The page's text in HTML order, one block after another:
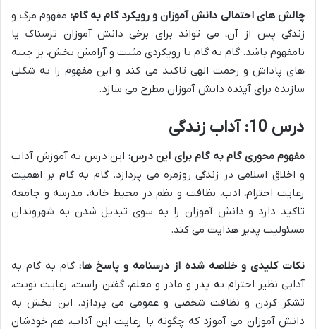
چالش های احتمالی دانش آموزان و رویکرد گام به گام: مفهوم مرگ و
زندگی پس از آن، می تواند برای برخی دانش آموزان ترسناک یا
نامفهوم باشد. گام به گام با رویکردی مثبت و آرامش بخش، بر جنبه
های پاداش و رحمت الهی تاکید می کند و این مفهوم را به شکلی
سازنده برای آینده دانش آموزان مطرح می سازد.
درس 10: آداب زندگی
مفهوم محوری گام به گام برای این درس: این درس به آموزش آداب
و اخلاق اسلامی در زندگی روزمره می پردازد. گام به گام بر اهمیت
رعایت احترام، ادب، نظافت و نظم در محیط خانه، مدرسه و جامعه
تاکید دارد و دانش آموزان را به سوی تبدیل شدن به شهروندان
مسئولیت پذیر هدایت می کند.
نکات کلیدی و خلاصه شده از درسنامه و پاسخ ها: گام به گام به
آدابی نظیر احترام به پدر و مادر و معلم، گفتن راست، رعایت نوبت،
تشکر کردن و نظافت شخصی و عمومی می پردازد. این بخش به
دانش آموزان می آموزد که چگونه با رعایت این آداب، هم خودشان